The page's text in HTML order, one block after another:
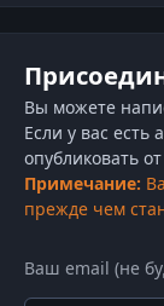
Вы можете
Если у вас есть
опубликовать
Примечание:
прежде чем